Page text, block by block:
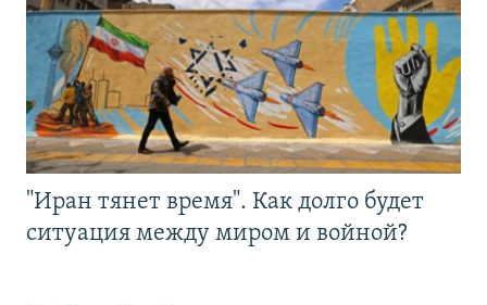
"Иран тянет время". Как долго будет
ситуация между миром и войной?